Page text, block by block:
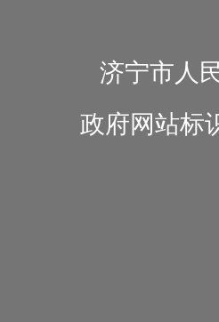
济宁市人
政府网站标